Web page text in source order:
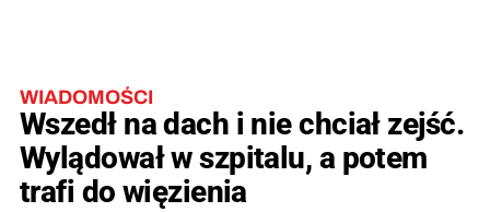
WIADOMOŚCI
Wszedł na dach i nie chciał zejść.
Wylądował w szpitalu, a potem
trafi do więzienia